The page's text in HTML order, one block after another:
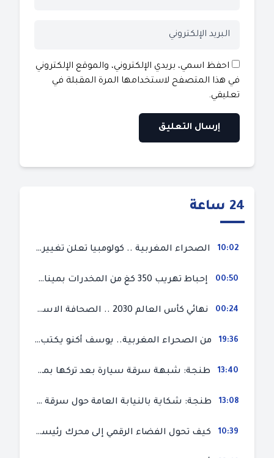
احفظ اسمي، بريدي الإلكتروني، والموقع الإلكتروني
في هذا المتصفح لاستخدامها المرة المقبلة في
تعليقي.
24 ساعة
10:02 الصحراء المغربية .. كولومبيا تعلن تغييرا في موقفها وتعترف بسيادة المغرب على صحرائه
00:50 إحباط تهريب 350 كغ من المخدرات بميناء طنجة المتوسط
00:24 نهائي كأس العالم 2030 .. الصحافة الاسبانية قلقة من حسم الملف لصالح المغرب و”تتهم رئيس الفيفا”
19:36 من الصحراء المغربية.. يوسف أكنو يكتب عن أزمة سبتة المحتلة ويؤكد ان الهجرة السرية ليست حلا وبناء الوطن هو الخيار الأفضل
13:40 طنجة: شبهة سرقة سيارة بعد تركها بمحل ميكانيك للإصلاح
13:08 طنجة: شكاية بالنيابة العامة حول سرقة سيارة تركها صاحبها بمحل ميكانيك للإصلاح
10:39 كيف تحول الفضاء الرقمي إلى محرك رئيسي لأحداث الهجرة في سبتة؟